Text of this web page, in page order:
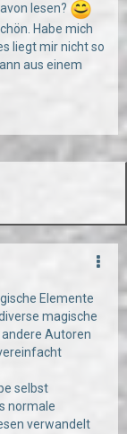
lesen?
Habe mich
liegt mir nicht so
aus einem
Elemente
magische
andere Autoren
selbst
normale
verwandelt